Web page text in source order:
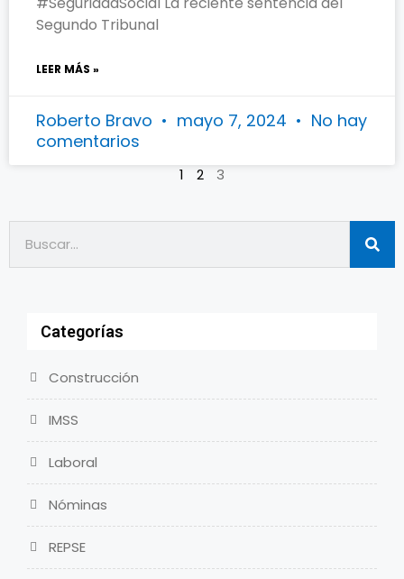
Segundo Tribunal
LEER MÁS »
Roberto Bravo mayo 7, 2024
No hay
comentarios
1 2 3
Categorías
Construcción
IMSS
Laboral
Nóminas
REPSE